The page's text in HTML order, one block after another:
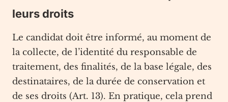
leurs droits
Le candidat doit être informé, au moment de
la collecte, de l’identité du responsable de
traitement, des finalités, de la base légale, des
destinataires, de la durée de conservation et
de ses droits (Art. 13). En pratique, cela prend